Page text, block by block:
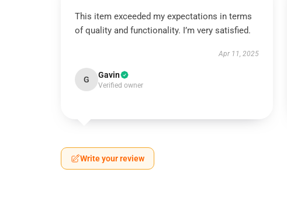
This item exceeded my expectations in terms
of quality and functionality. I’m very satisfied.
Apr 11, 2025
G Gavin
Verified owner
Write your review